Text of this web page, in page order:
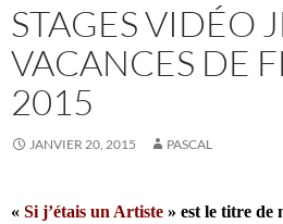
STAGES VIDÉO
VACANCES DE
2015
JANVIER 20, 2015 PASCAL
« Si j’étais un Artiste » est le titre de